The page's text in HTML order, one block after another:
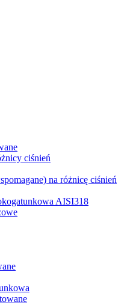
ciśnień
na różnicę ciśnień
AISI318